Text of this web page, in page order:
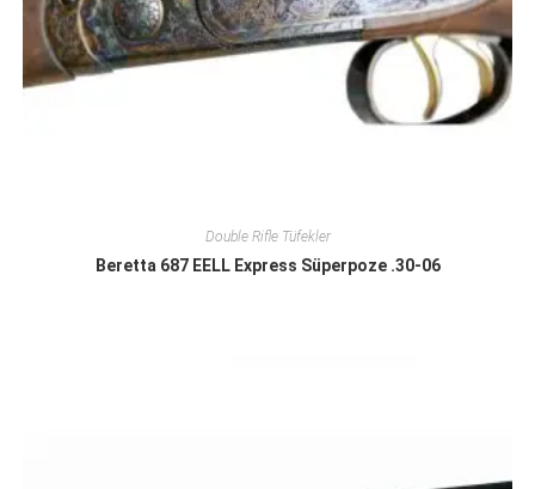
Double Rifle Tüfekler
Beretta 687 EELL Express Süperpoze .30-06